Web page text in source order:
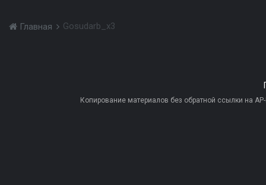
Главная Gosudarb_x3
Копирование материалов без обратной ссылки на